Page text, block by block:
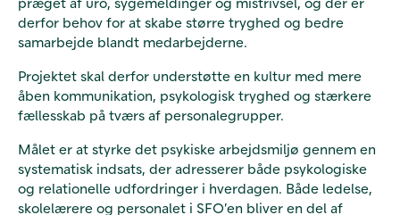
derfor behov for at skabe større tryghed og bedre
samarbejde blandt medarbejderne.
Projektet skal derfor understøtte en kultur med mere
åben kommunikation, psykologisk tryghed og stærkere
fællesskab på tværs af personalegrupper.
Målet er at styrke det psykiske arbejdsmiljø gennem en
systematisk indsats, der adresserer både psykologiske
og relationelle udfordringer i hverdagen. Både ledelse,
skolelærere og personalet i SFO’en bliver en del af